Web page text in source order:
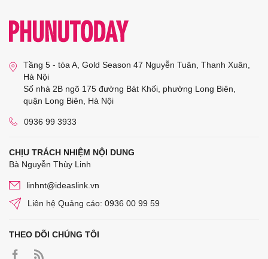
Tầng 5 - tòa A, Gold Season 47 Nguyễn Tuân, Thanh Xuân,
Hà Nội
Số nhà 2B ngõ 175 đường Bát Khối, phường Long Biên,
quận Long Biên, Hà Nội
0936 99 3933
CHỊU TRÁCH NHIỆM NỘI DUNG
Bà Nguyễn Thùy Linh
linhnt@ideaslink.vn
Liên hệ Quảng cáo: 0936 00 99 59
THEO DÕI CHÚNG TÔI